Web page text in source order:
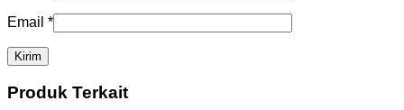
Email *
Produk Terkait